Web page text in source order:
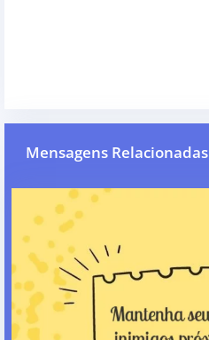
Mensagens Relacionadas